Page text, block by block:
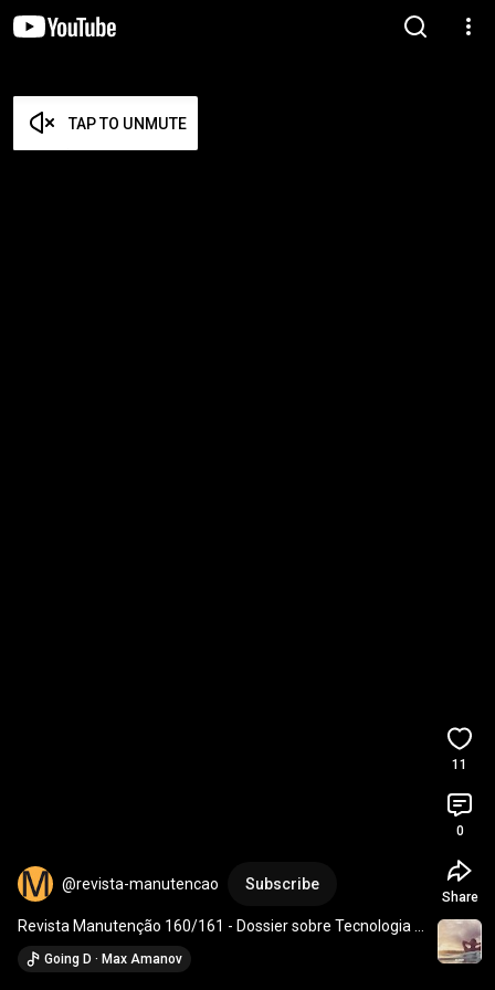
TAP TO UNMUTE
@revista-manutencao Subscribe
Revista Manutenção 160/161 - Dossier sobre Tecnologia
aplicada à Manutenção
Going D · Max Amanov
11
0
Share